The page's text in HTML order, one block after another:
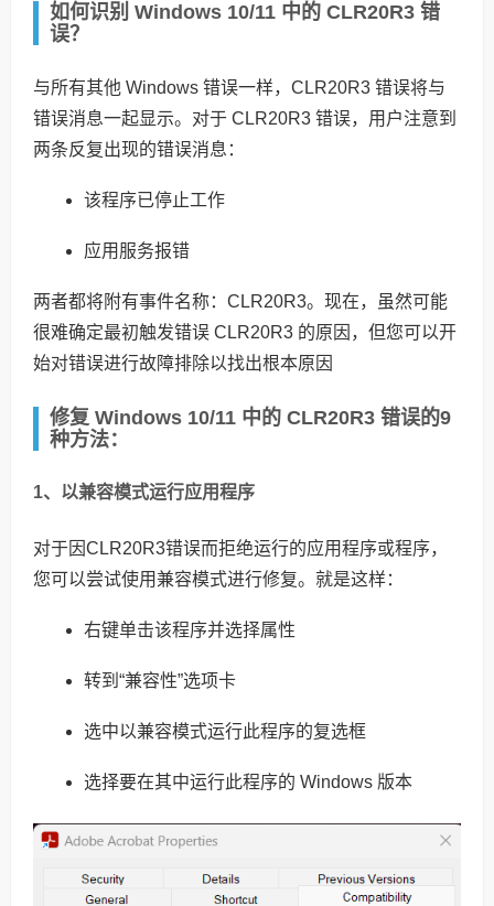
如何识别 Windows 10/11 中的 CLR20R3 错
误？
与所有其他 Windows 错误一样，CLR20R3 错误将与
错误消息一起显示。对于 CLR20R3 错误，用户注意到
两条反复出现的错误消息：
该程序已停止工作
应用服务报错
两者都将附有事件名称：CLR20R3。现在，虽然可能
很难确定最初触发错误 CLR20R3 的原因，但您可以开
始对错误进行故障排除以找出根本原因
修复 Windows 10/11 中的 CLR20R3 错误的9
种方法：
1、以兼容模式运行应用程序
对于因CLR20R3错误而拒绝运行的应用程序或程序，
您可以尝试使用兼容模式进行修复。就是这样：
右键单击该程序并选择属性
转到“兼容性”选项卡
选中以兼容模式运行此程序的复选框
选择要在其中运行此程序的 Windows 版本